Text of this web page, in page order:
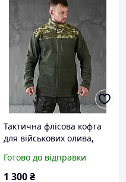
Тактична флісова кофта
для військових олива,
фліска на замку,
армійська фліска ЗСУ
Готово до відправки
1 300₴